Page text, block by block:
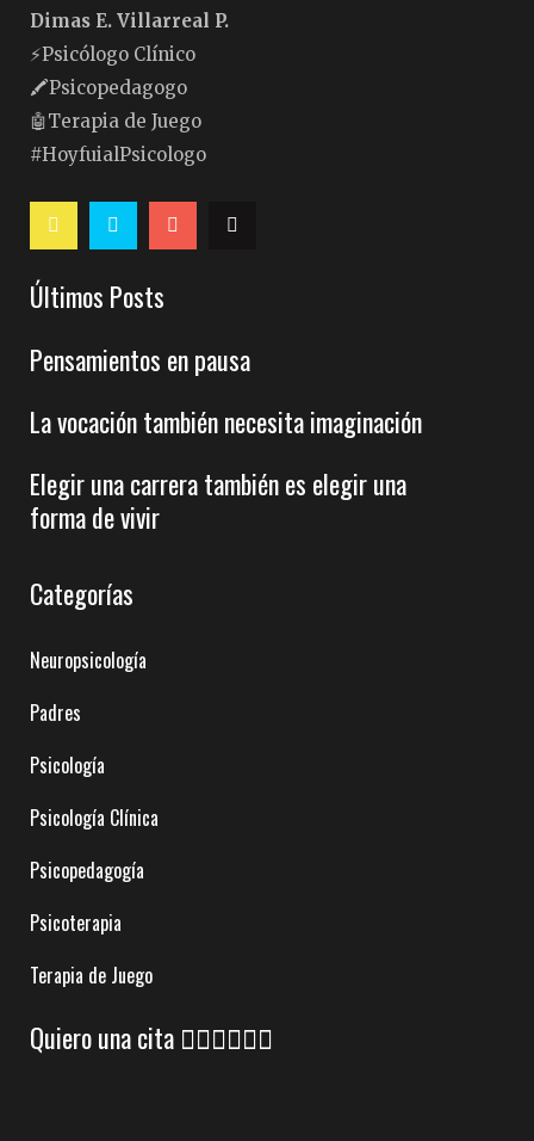
Dimas E. Villarreal P.
⚡️Psicólogo Clínico
🖍Psicopedagogo
🤖Terapia de Juego
#HoyfuialPsicologo
Últimos Posts
Pensamientos en pausa
La vocación también necesita imaginación
Elegir una carrera también es elegir una
forma de vivir
Categorías
Neuropsicología
Padres
Psicología
Psicología Clínica
Psicopedagogía
Psicoterapia
Terapia de Juego
Quiero una cita 👇🏼👇🏼👇🏼